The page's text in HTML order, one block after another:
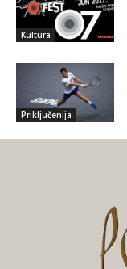
Kultura
Priključenija